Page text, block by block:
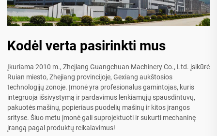
Kodėl verta pasirinkti mus
Įkuriama 2010 m., Zhejiang Guangchuan Machinery Co., Ltd. įsikūrė
Ruian miesto, Zhejiang provincijoje, Gexiang aukštosios
technologijų zonoje. Įmonė yra profesionalus gamintojas, kuris
integruoja išsivystymą ir pardavimus lenkiamųjų spausdintuvų,
pakuotės mašinų, popieriaus puodelių mašinų ir kitos įrangos
srityse. Šiuo metu įmonė gali suprojektuoti ir sukurti mechaninę
įrangą pagal produktų reikalavimus!